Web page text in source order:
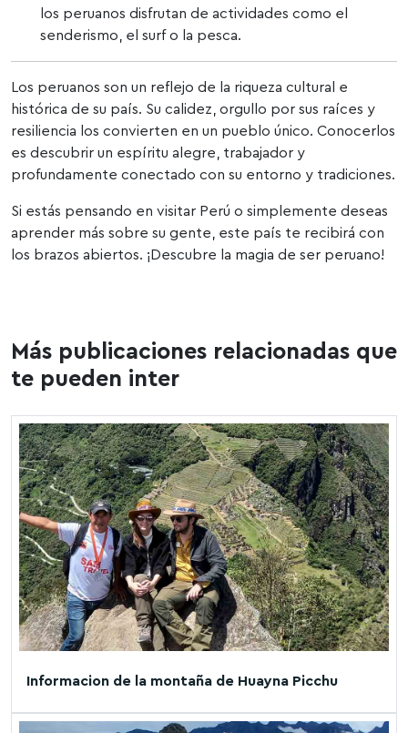
los peruanos disfrutan de actividades como el
senderismo, el surf o la pesca.
Los peruanos son un reflejo de la riqueza cultural e
histórica de su país. Su calidez, orgullo por sus raíces y
resiliencia los convierten en un pueblo único. Conocerlos
es descubrir un espíritu alegre, trabajador y
profundamente conectado con su entorno y tradiciones.
Si estás pensando en visitar Perú o simplemente deseas
aprender más sobre su gente, este país te recibirá con
los brazos abiertos. ¡Descubre la magia de ser peruano!
Más publicaciones relacionadas que
te pueden inter
Informacion de la montaña de Huayna Picchu